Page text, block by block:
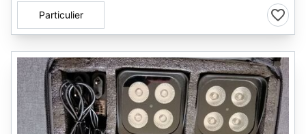
Particulier